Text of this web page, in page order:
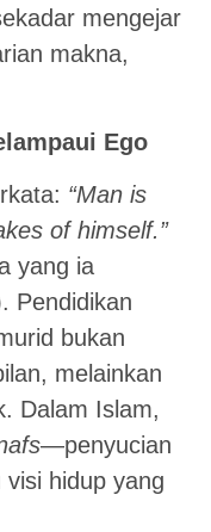
mengejar
makna,
Ego
“Man is
of himself.”
yang ia
Pendidikan
bukan
melainkan
Dalam Islam,
—penyucian
hidup yang